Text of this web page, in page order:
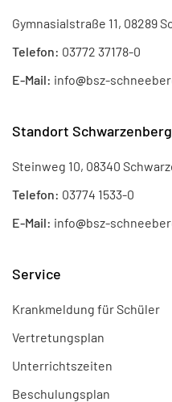
Gymnasialstraße 11, 08289
Telefon: 03772 37178-0
E-Mail: info@bsz-
Standort Schwarzenberg
Steinweg 10, 08340
Telefon: 03774 1533-0
E-Mail: info@bsz-
Service
Krankmeldung für Schüler
Vertretungsplan
Unterrichtszeiten
Beschulungsplan